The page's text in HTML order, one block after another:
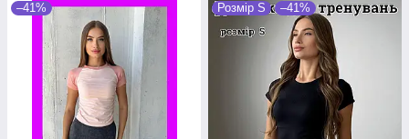
–41% Розмір S –41%